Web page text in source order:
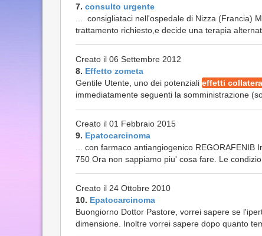
7. consulto urgente
... consigliataci nell'ospedale di Nizza (Francia)
trattamento richiesto,e decide una terapia
Creato il 06 Settembre 2012
8. Effetto zometa
Gentile Utente, uno dei potenziali effetti
immediatamente seguenti la somministrazione
Creato il 01 Febbraio 2015
9. Epatocarcinoma
... con farmaco antiangiogenico
750 Ora non sappiamo piu' cosa fare. Le
Creato il 24 Ottobre 2010
10. Epatocarcinoma
Buongiorno Dottor Pastore, vorrei sapere se
dimensione. Inoltre vorrei sapere dopo quanto